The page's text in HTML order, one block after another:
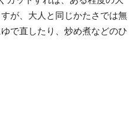
が、大人と同じかたさでは無
で直したり、炒め煮などのひ